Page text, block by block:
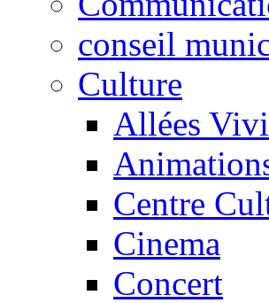
conseil
Culture
Allées
Centre
Cinema
Concert